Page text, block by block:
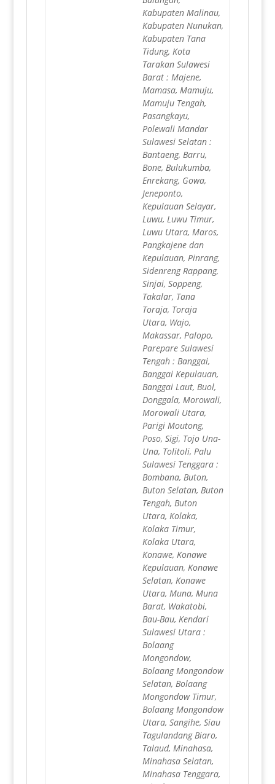
Kabupaten Malinau,
Kabupaten Nunukan,
Kabupaten Tana
Tidung, Kota
Tarakan Sulawesi
Barat : Majene,
Mamasa, Mamuju,
Mamuju Tengah,
Pasangkayu,
Polewali Mandar
Sulawesi Selatan :
Bantaeng, Barru,
Bone, Bulukumba,
Enrekang, Gowa,
Jeneponto,
Kepulauan Selayar,
Luwu, Luwu Timur,
Luwu Utara, Maros,
Pangkajene dan
Kepulauan, Pinrang,
Sidenreng Rappang,
Sinjai, Soppeng,
Takalar, Tana
Toraja, Toraja
Utara, Wajo,
Makassar, Palopo,
Parepare Sulawesi
Tengah : Banggai,
Banggai Kepulauan,
Banggai Laut, Buol,
Donggala, Morowali,
Morowali Utara,
Parigi Moutong,
Poso, Sigi, Tojo Una-
Una, Tolitoli, Palu
Sulawesi Tenggara :
Bombana, Buton,
Buton Selatan, Buton
Tengah, Buton
Utara, Kolaka,
Kolaka Timur,
Kolaka Utara,
Konawe, Konawe
Kepulauan, Konawe
Selatan, Konawe
Utara, Muna, Muna
Barat, Wakatobi,
Bau-Bau, Kendari
Sulawesi Utara :
Bolaang
Mongondow,
Bolaang Mongondow
Selatan, Bolaang
Mongondow Timur,
Bolaang Mongondow
Utara, Sangihe, Siau
Tagulandang Biaro,
Talaud, Minahasa,
Minahasa Selatan,
Minahasa Tenggara,